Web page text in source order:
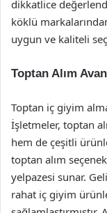
dikkatlice
köklü
uygun ve kaliteli
Toptan Alım
Toptan iç giyim
İşletmeler, toptan
hem de çeşitli
toptan alım
yelpazesi sunar.
rahat iç giyim